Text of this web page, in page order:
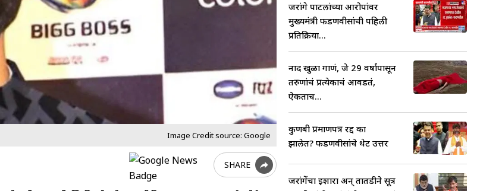
Image Credit source: Google
SHARE
जरांगे पाटलांच्या आरोपांवर
मुख्यमंत्री फडणवीसांची पहिली
प्रतिक्रिया...
नाद खुळा गाणं, जे 29 वर्षांपासून
तरुणांचं प्रत्येकाचं आवडतं,
ऐकताच...
कुणबी प्रमाणपत्र रद्द का
झालेत? फडणवीसांचे थेट उत्तर
जरांगेंचा इशारा अन् तातडीने सूत्र